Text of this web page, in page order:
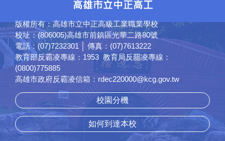
版權所有：高雄市立中正高級工業職業學校
校址：(806005)高雄市前鎮區光華二路80號
電話：(07)7232301 │ 傳真：(07)7613222
教育部反霸凌專線：1953 教育局反罷凌專線：
(0800)775885
高雄市政府反霸凌信箱：rdec220000@kcg.gov.tw
校園分機
如何到達本校